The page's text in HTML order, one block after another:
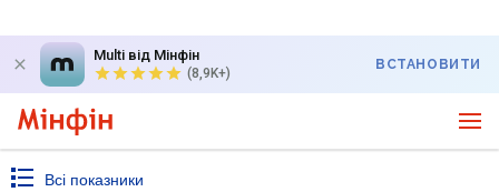
Multi від Мінфін
(8,9K+)
ВСТАНОВИТИ
Всі показники